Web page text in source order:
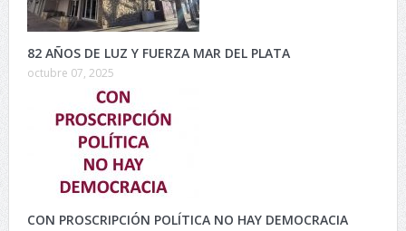
82 AÑOS DE LUZ Y FUERZA MAR DEL PLATA
octubre 07, 2025
CON PROSCRIPCIÓN POLÍTICA NO HAY DEMOCRACIA